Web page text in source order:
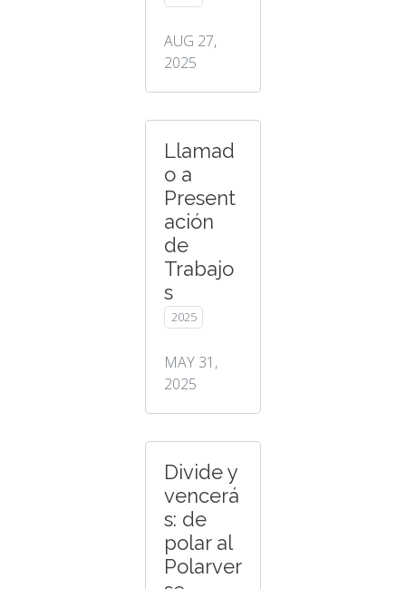
AUG 27,
2025
Llamad
o a
Present
ación
de
Trabajo
s
2025
MAY 31,
2025
Divide y
vencerá
s: de
polar al
Polarver